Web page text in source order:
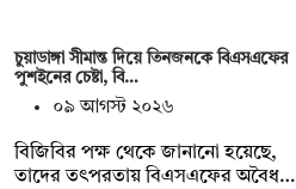
চুয়াডাঙ্গা সীমান্ত দিয়ে তিনজনকে বিএসএফের
পুশইনের চেষ্টা, বি…
০৯ আগস্ট ২০২৬
বিজিবির পক্ষ থেকে জানানো হয়েছে,
তাদের তৎপরতায় বিএসএফের অবৈধ…